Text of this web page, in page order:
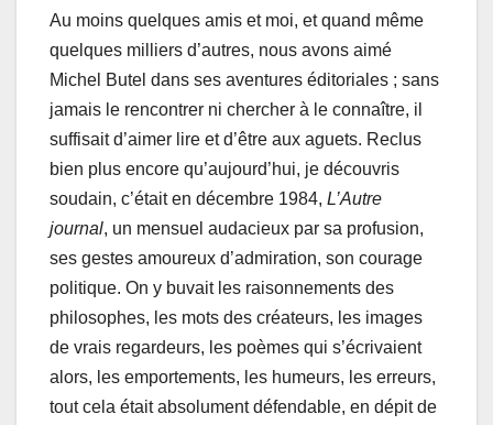
Au moins quelques amis et moi, et quand même
quelques milliers d’autres, nous avons aimé
Michel Butel dans ses aventures éditoriales ; sans
jamais le rencontrer ni chercher à le connaître, il
suffisait d’aimer lire et d’être aux aguets. Reclus
bien plus encore qu’aujourd’hui, je découvris
soudain, c’était en décembre 1984, L’Autre
journal, un mensuel audacieux par sa profusion,
ses gestes amoureux d’admiration, son courage
politique. On y buvait les raisonnements des
philosophes, les mots des créateurs, les images
de vrais regardeurs, les poèmes qui s’écrivaient
alors, les emportements, les humeurs, les erreurs,
tout cela était absolument défendable, en dépit de